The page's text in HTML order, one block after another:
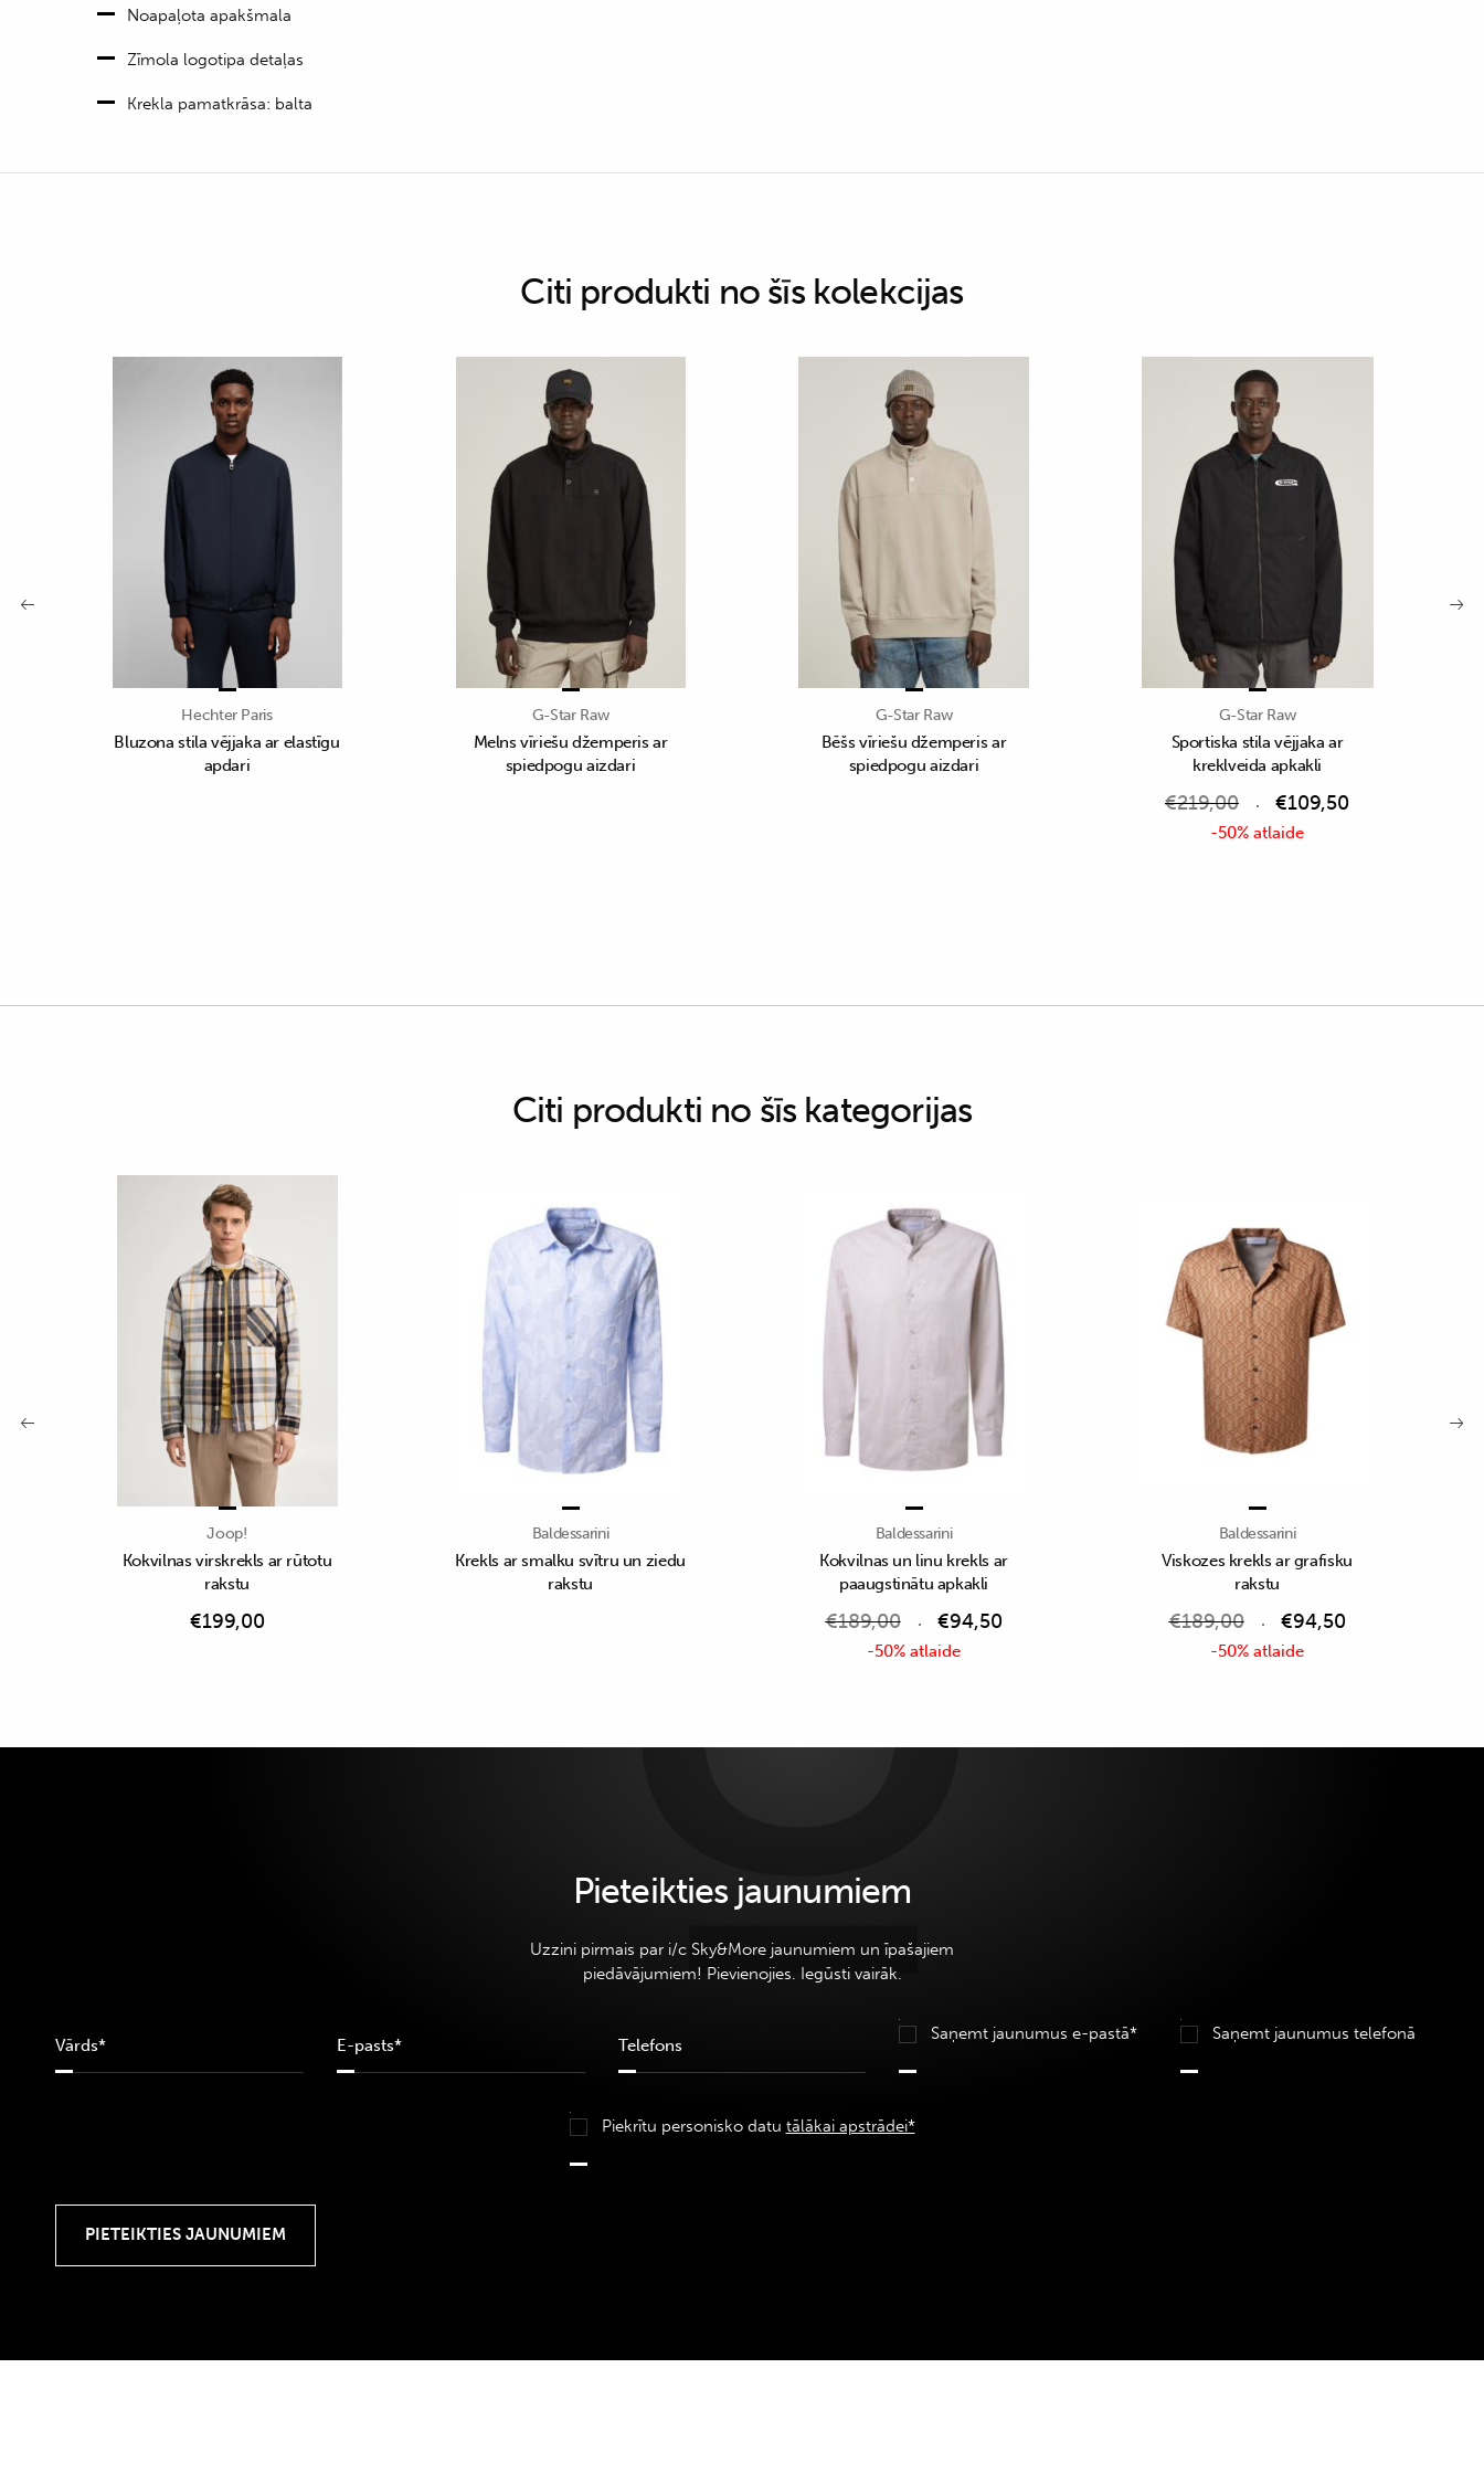
Noapaļota apakšmala
Zīmola logotipa detaļas
Krekla pamatkrāsa: balta
Citi produkti no šīs kolekcijas
Hechter Paris
Bluzona stila vējjaka ar elastīgu
apdari
G-Star Raw
Melns vīriešu džemperis ar
spiedpogu aizdari
G-Star Raw
Bēšs vīriešu džemperis ar
spiedpogu aizdari
G-Star Raw
Sportiska stila vējjaka ar
kreklveida apkakli
€219,00 €109,50
-50% atlaide
Citi produkti no šīs kategorijas
Joop!
Kokvilnas virskrekls ar rūtotu
rakstu
€199,00
Baldessarini
Krekls ar smalku svītru un ziedu
rakstu
Baldessarini
Kokvilnas un linu krekls ar
paaugstinātu apkakli
€189,00 €94,50
-50% atlaide
Baldessarini
Viskozes krekls ar grafisku
rakstu
€189,00 €94,50
-50% atlaide
Pieteikties jaunumiem
Uzzini pirmais par i/c Sky&More jaunumiem un īpašajiem
piedāvājumiem! Pievienojies. Iegūsti vairāk.
Saņemt jaunumus e-pastā* Saņemt jaunumus telefonā
Piekrītu personisko datu tālākai apstrādei*